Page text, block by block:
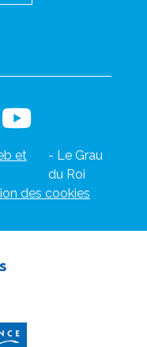
et
- Le Grau
du Roi
des cookies